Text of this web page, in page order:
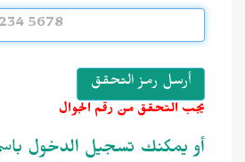
يجب التحقق من رقم الجوال
أو يمكنك تسجيل الدخول